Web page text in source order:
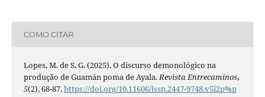
COMO CITAR
Lopes, M. de S. G. (2025). O discurso demonológico na
produção de Guamán poma de Ayala. Revista Entrecaminos,
5(2), 68-87.https://doi.org/10.11606/issn.2447-9748.v5i2p%p